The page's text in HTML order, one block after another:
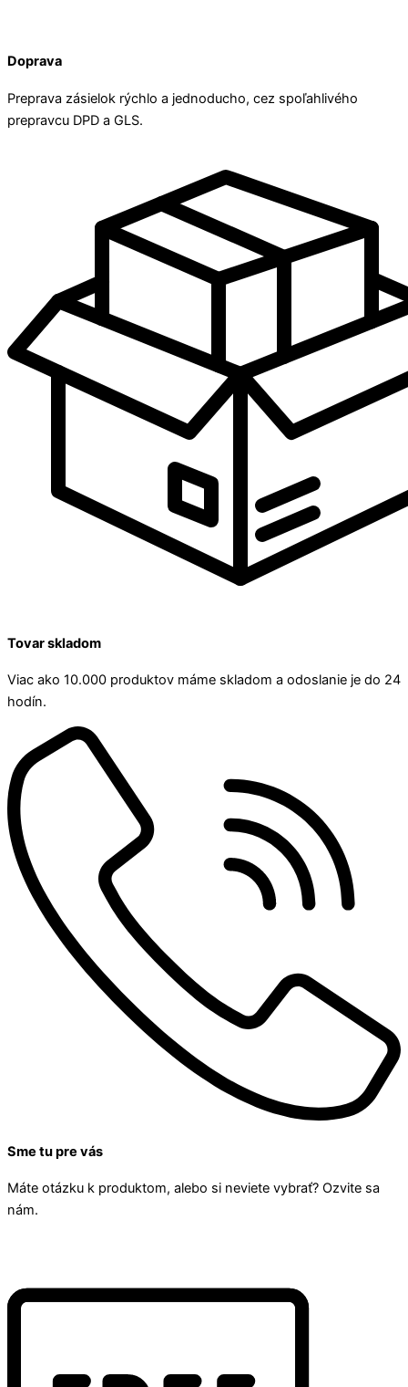
Doprava
Preprava zásielok rýchlo a jednoducho, cez spoľahlivého
prepravcu DPD a GLS.
Tovar skladom
Viac ako 10.000 produktov máme skladom a odoslanie je do 24
hodín.
Sme tu pre vás
Máte otázku k produktom, alebo si neviete vybrať? Ozvite sa
nám.